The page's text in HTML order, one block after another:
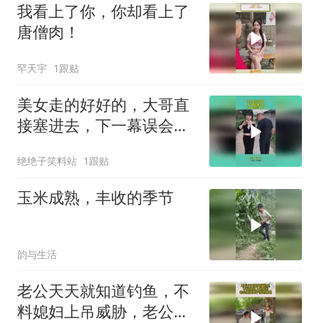
我看上了你，你却看上了
唐僧肉！
罕天宇 1跟贴
美女走的好好的，大哥直
接塞进去，下一幕误会太
绝绝子笑料站 1跟贴
玉米成熟，丰收的季节
韵与生活
老公天天就知道钓鱼，不
料媳妇上吊威胁，老公踹